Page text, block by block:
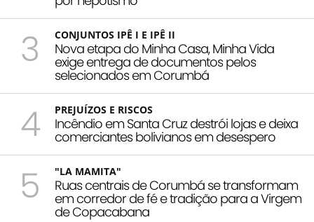
3 CONJUNTOS IPÊ I E IPÊ II
Nova etapa do Minha Casa, Minha Vida
exige entrega de documentos pelos
selecionados em Corumbá
4 PREJUÍZOS E RISCOS
Incêndio em Santa Cruz destrói lojas e deixa
comerciantes bolivianos em desespero
5 "LA MAMITA"
Ruas centrais de Corumbá se transformam
em corredor de fé e tradição para a Virgem
de Copacabana